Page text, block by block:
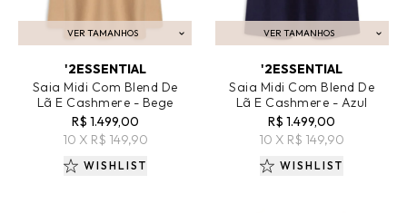
VER TAMANHOS
ADICIONAR AO CARRINHO
'2ESSENTIAL
Saia Midi Com Blend De
Lã E Cashmere - Bege
R$ 1.499,00
10 X R$ 149,90
WISHLIST
VER TAMANHOS
ADICIONAR AO CARRINHO
'2ESSENTIAL
Saia Midi Com Blend De
Lã E Cashmere - Azul
R$ 1.499,00
10 X R$ 149,90
WISHLIST